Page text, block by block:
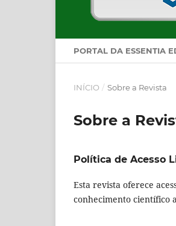
PORTAL DA ESSENTIA
INÍCIO / Sobre a Revista
Sobre a
Política de Acesso
Esta revista oferece
conhecimento científico